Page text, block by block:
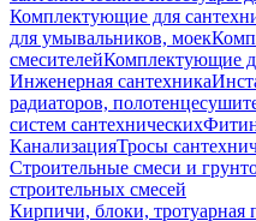
Комплектующие для
для умывальников, моек
смесителейКомплектующие
Инженерная сантехника
радиаторов,
систем сантехнических
КанализацияТросы
Строительные смеси и
строительных смесей
Кирпичи, блоки, тротуарная